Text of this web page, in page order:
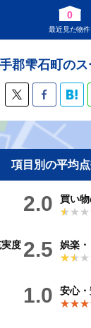
0
最近見た物件
郡雫石町の
項目別の平均
2.0
買い
度 2.5
娯楽
1.0
安心